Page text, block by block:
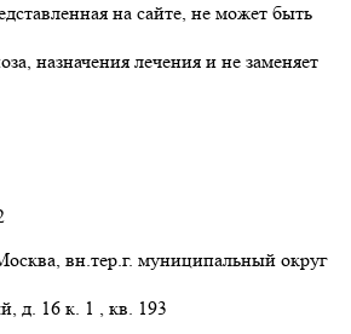
на сайте, не может быть
назначения лечения и не заменяет
вн.тер.г. муниципальный округ
д. 16 к. 1 , кв. 193